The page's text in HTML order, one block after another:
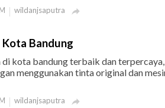
wildanjsaputra 
Bandung
kota bandung terbaik dan
menggunakan tinta original dan
wildanjsaputra 